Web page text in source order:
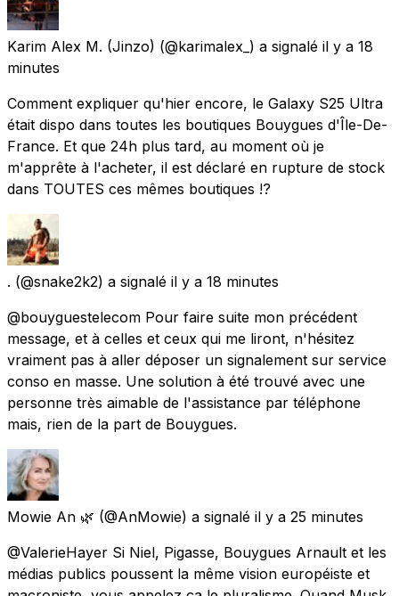
Karim Alex M. (Jinzo) (@karimalex_) a signalé il y a 18
minutes
Comment expliquer qu'hier encore, le Galaxy S25 Ultra
était dispo dans toutes les boutiques Bouygues d'Île-De-
France. Et que 24h plus tard, au moment où je
m'apprête à l'acheter, il est déclaré en rupture de stock
dans TOUTES ces mêmes boutiques !?
. (@snake2k2) a signalé il y a 18 minutes
@bouyguestelecom Pour faire suite mon précédent
message, et à celles et ceux qui me liront, n'hésitez
vraiment pas à aller déposer un signalement sur service
conso en masse. Une solution à été trouvé avec une
personne très aimable de l'assistance par téléphone
mais, rien de la part de Bouygues.
Mowie An 🌿 (@AnMowie) a signalé il y a 25 minutes
@ValerieHayer Si Niel, Pigasse, Bouygues Arnault et les
médias publics poussent la même vision européiste et